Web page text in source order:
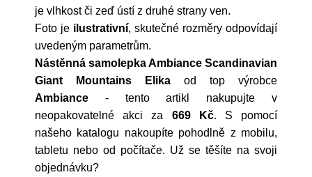
je vlhkost či zeď ústí z druhé strany ven.
Foto je ilustrativní, skutečné rozměry odpovídají
uvedeným parametrům.
Nástěnná samolepka Ambiance Scandinavian
Giant Mountains Elika od top výrobce
Ambiance - tento artikl nakupujte v
neopakovatelné akci za 669 Kč. S pomocí
našeho katalogu nakoupíte pohodlně z mobilu,
tabletu nebo od počítače. Už se těšíte na svoji
objednávku?